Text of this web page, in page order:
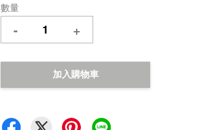
數量
- +
加入購物車